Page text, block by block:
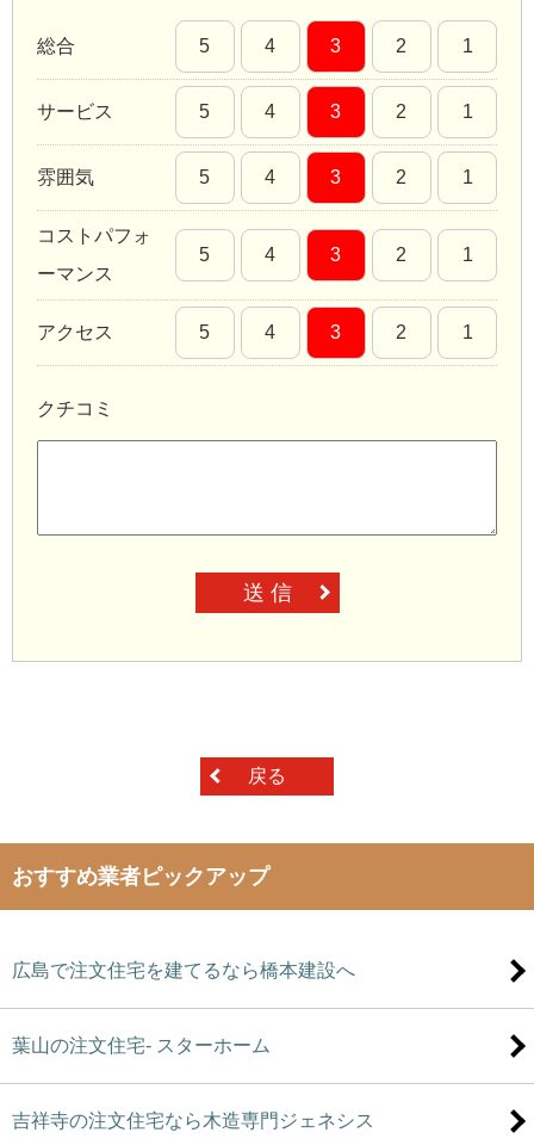
総合 5 4 3 2 1
サービス 5 4 3 2 1
雰囲気 5 4 3 2 1
コストパフォ
ーマンス
5 4 3 2 1
アクセス 5 4 3 2 1
クチコミ
送 信
戻る
おすすめ業者ピックアップ
広島で注文住宅を建てるなら橋本建設へ
葉山の注文住宅- スターホーム
吉祥寺の注文住宅なら木造専門ジェネシス